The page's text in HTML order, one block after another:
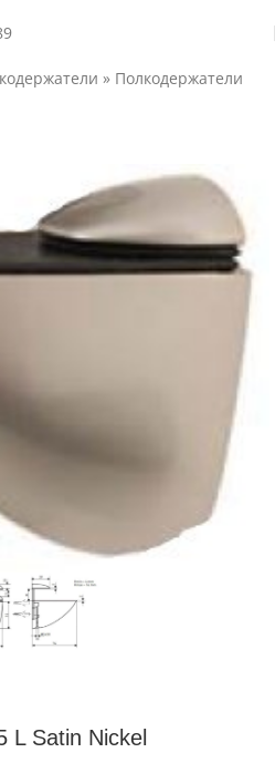
» Полкодержатели
L Satin Nickel